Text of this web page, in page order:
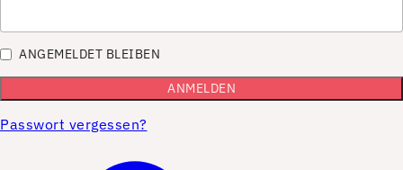
ANGEMELDET BLEIBEN
Passwort vergessen?